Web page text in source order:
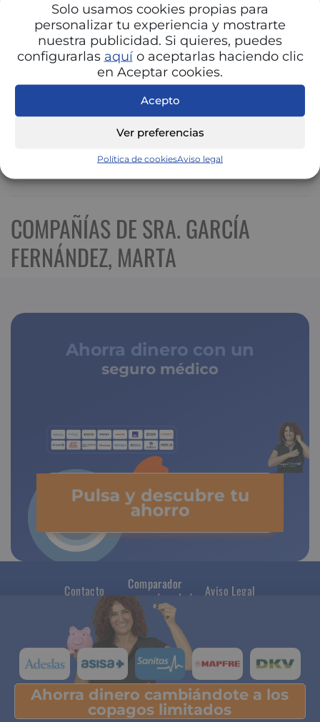
Solo usamos cookies propias para
personalizar tu experiencia y mostrarte
nuestra publicidad. Si quieres, puedes
configurarlas aquío aceptarlas haciendo clic
en Aceptar cookies.
Acepto
Ver preferencias
Política de cookiesAviso legal
COMPAÑÍAS DE SRA. GARCÍA
FERNÁNDEZ, MARTA
Ahorra dinero con un
seguro médico
Pulsa y descubre tu
ahorro
Contacto
Comparador
seguros de salud
Aviso Legal
Ahorra dinero cambiándote a los
copagos limitados
Pulsa y descubre tu ahorro